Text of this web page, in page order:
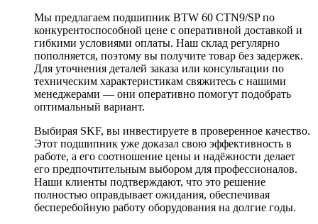
Мы предлагаем подшипник BTW 60 CTN9/SP по
конкурентоспособной цене с оперативной доставкой и
гибкими условиями оплаты. Наш склад регулярно
пополняется, поэтому вы получите товар без задержек.
Для уточнения деталей заказа или консультации по
техническим характеристикам свяжитесь с нашими
менеджерами — они оперативно помогут подобрать
оптимальный вариант.
Выбирая SKF, вы инвестируете в проверенное качество.
Этот подшипник уже доказал свою эффективность в
работе, а его соотношение цены и надёжности делает
его предпочтительным выбором для профессионалов.
Наши клиенты подтверждают, что это решение
полностью оправдывает ожидания, обеспечивая
бесперебойную работу оборудования на долгие годы.